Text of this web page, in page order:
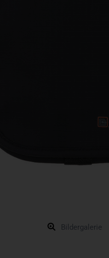
Bildergalerie